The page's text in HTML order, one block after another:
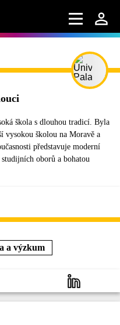
škola s dlouhou tradicí. Byla
vysokou školou na Moravě a
představuje moderní
oborů a bohatou
a výzkum